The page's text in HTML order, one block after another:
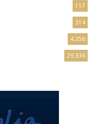
117
314
4.356
29.336